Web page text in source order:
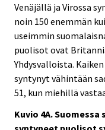
Venäjällä ja Virossa
noin 150 enemmän
useimmin
puolisot ovat
Yhdysvalloista.
syntynyt vähintään
51, kun miehillä
Kuvio 4A.